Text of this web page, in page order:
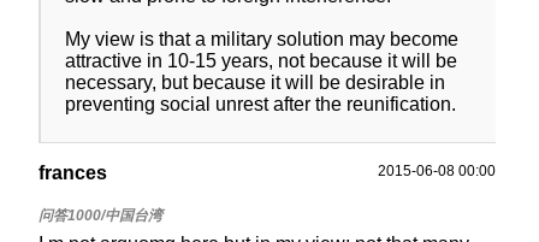
My view is that a military solution may become
attractive in 10-15 years, not because it will be
necessary, but because it will be desirable in
preventing social unrest after the reunification.
frances 2015-06-08 00:00